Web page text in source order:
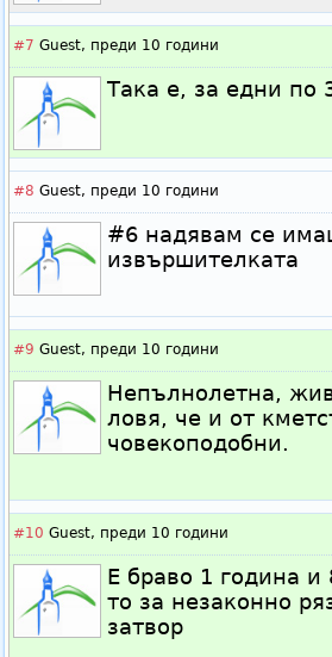
#7 Guest, преди 10 години
Така е, за едни по
#8 Guest, преди 10 години
#6 надявам се
извършителката
#9 Guest, преди 10 години
Непълнолетна,
ловя, че и от
човекоподобни.
#10 Guest, преди 10 години
Е браво 1 година и
то за незаконно
затвор